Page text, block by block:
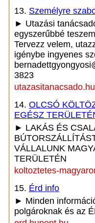
13. Személyre
► Utazási
egyszerűbbé
Tervezz velem,
igénybe ingyenes
3823
14. OLCSÓ
EGÉSZ
► LAKÁS ÉS
VÁLLALUNK
TERÜLETÉN
koltoztetes-
15. Érd info
► Minden
polgároknak és az